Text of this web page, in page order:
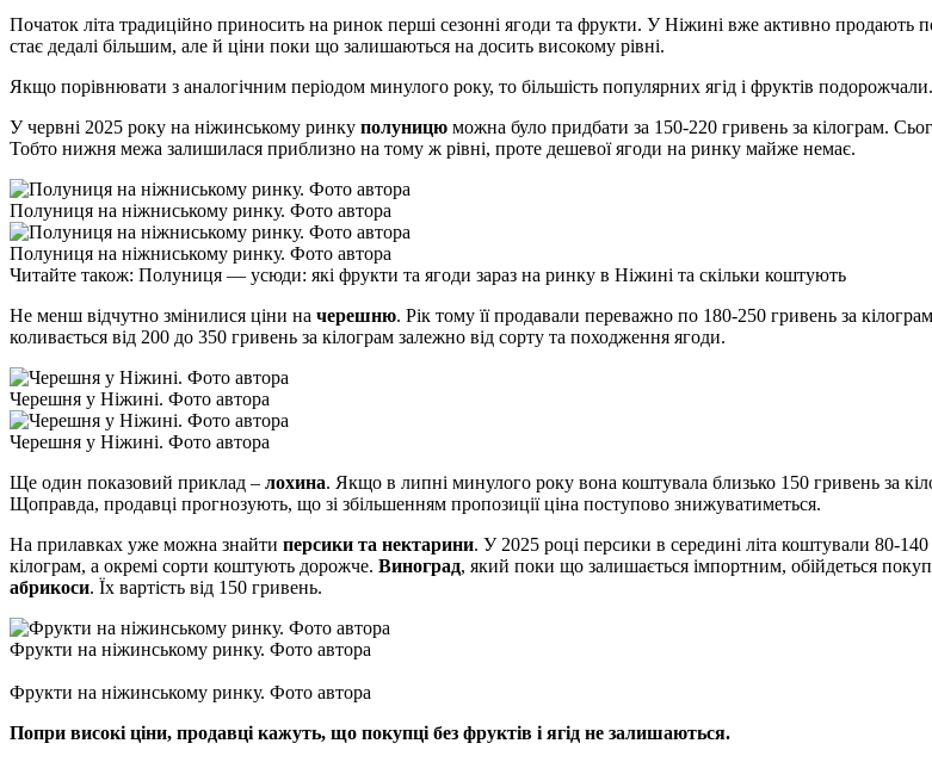
Початок літа традиційно приносить на ринок перші сезонні ягоди та фрукти. У Ніжині вже активно
стає дедалі більшим, але й ціни поки що залишаються на досить високому рівні.
Якщо порівнювати з аналогічним періодом минулого року, то більшість популярних ягід і фруктів
У червні 2025 року на ніжинському ринку полуницю можна було придбати за 150-220 гривень за кілограм.
Тобто нижня межа залишилася приблизно на тому ж рівні, проте дешевої ягоди на ринку майже немає.
Полуниця на ніжниському ринку. Фото автора
Полуниця на ніжниському ринку. Фото автора
Читайте також: Полуниця — усюди: які фрукти та ягоди зараз на ринку в Ніжині та скільки коштують
Не менш відчутно змінилися ціни на черешню. Рік тому її продавали переважно по 180-250 гривень за
коливається від 200 до 350 гривень за кілограм залежно від сорту та походження ягоди.
Черешня у Ніжині. Фото автора
Черешня у Ніжині. Фото автора
Ще один показовий приклад – лохина. Якщо в липні минулого року вона коштувала близько 150 гривень за
Щоправда, продавці прогнозують, що зі збільшенням пропозиції ціна поступово знижуватиметься.
На прилавках уже можна знайти персики та нектарини. У 2025 році персики в середині літа коштували 80-
кілограм, а окремі сорти коштують дорожче. Виноград, який поки що залишається імпортним, обійдеться
абрикоси. Їх вартість від 150 гривень.
Фрукти на ніжинському ринку. Фото автора
Фрукти на ніжинському ринку. Фото автора
Попри високі ціни, продавці кажуть, що покупці без фруктів і ягід не залишаються.